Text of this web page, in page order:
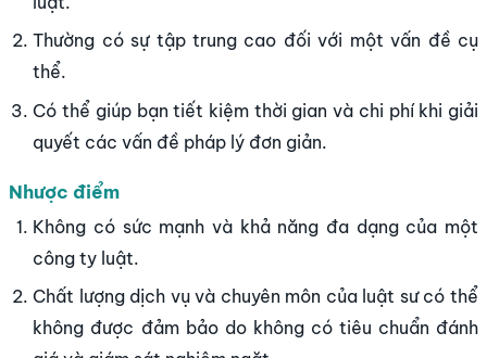
Thường có sự tập trung cao đối với một vấn đề cụ
thể.
Có thể giúp bạn tiết kiệm thời gian và chi phí khi giải
quyết các vấn đề pháp lý đơn giản.
Nhược điểm
Không có sức mạnh và khả năng đa dạng của một
công ty luật.
Chất lượng dịch vụ và chuyên môn của luật sư có thể
không được đảm bảo do không có tiêu chuẩn đánh